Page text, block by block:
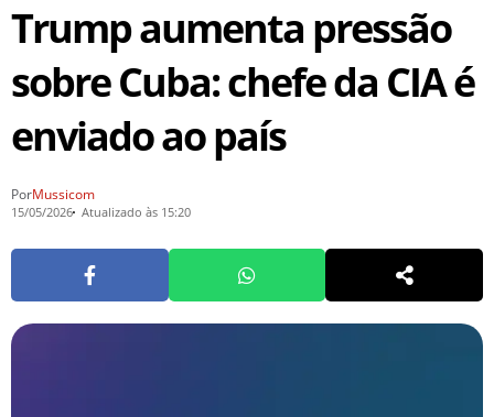
Trump aumenta pressão
sobre Cuba: chefe da CIA é
enviado ao país
PorMussicom
15/05/2026 Atualizado às 15:20